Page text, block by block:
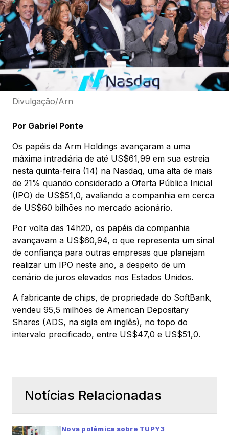
Divulgação/Arn
Por Gabriel Ponte
Os papéis da Arm Holdings avançaram a uma
máxima intradiária de até US$61,99 em sua estreia
nesta quinta-feira (14) na Nasdaq, uma alta de mais
de 21% quando considerado a Oferta Pública Inicial
(IPO) de US$51,0, avaliando a companhia em cerca
de US$60 bilhões no mercado acionário.
Por volta das 14h20, os papéis da companhia
avançavam a US$60,94, o que representa um sinal
de confiança para outras empresas que planejam
realizar um IPO neste ano, a despeito de um
cenário de juros elevados nos Estados Unidos.
A fabricante de chips, de propriedade do SoftBank,
vendeu 95,5 milhões de American Depositary
Shares (ADS, na sigla em inglês), no topo do
intervalo precificado, entre US$47,0 e US$51,0.
Notícias Relacionadas
Nova polêmica sobre TUPY3